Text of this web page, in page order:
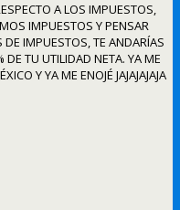
A LOS IMPUESTOS,
IMPUESTOS Y PENSAR
IMPUESTOS, TE ANDARÍAS
TU UTILIDAD NETA. YA ME
Y YA ME ENOJÉ JAJAJAJAJA